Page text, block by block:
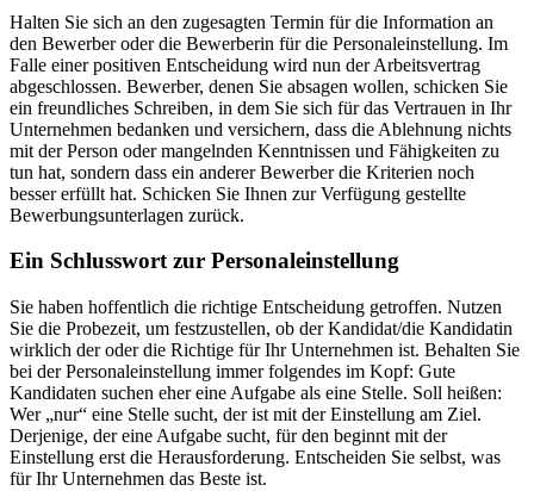
Halten Sie sich an den zugesagten Termin für die Information an
den Bewerber oder die Bewerberin für die Personaleinstellung. Im
Falle einer positiven Entscheidung wird nun der Arbeitsvertrag
abgeschlossen. Bewerber, denen Sie absagen wollen, schicken Sie
ein freundliches Schreiben, in dem Sie sich für das Vertrauen in Ihr
Unternehmen bedanken und versichern, dass die Ablehnung nichts
mit der Person oder mangelnden Kenntnissen und Fähigkeiten zu
tun hat, sondern dass ein anderer Bewerber die Kriterien noch
besser erfüllt hat. Schicken Sie Ihnen zur Verfügung gestellte
Bewerbungsunterlagen zurück.
Ein Schlusswort zur Personaleinstellung
Sie haben hoffentlich die richtige Entscheidung getroffen. Nutzen
Sie die Probezeit, um festzustellen, ob der Kandidat/die Kandidatin
wirklich der oder die Richtige für Ihr Unternehmen ist. Behalten Sie
bei der Personaleinstellung immer folgendes im Kopf: Gute
Kandidaten suchen eher eine Aufgabe als eine Stelle. Soll heißen:
Wer „nur“ eine Stelle sucht, der ist mit der Einstellung am Ziel.
Derjenige, der eine Aufgabe sucht, für den beginnt mit der
Einstellung erst die Herausforderung. Entscheiden Sie selbst, was
für Ihr Unternehmen das Beste ist.